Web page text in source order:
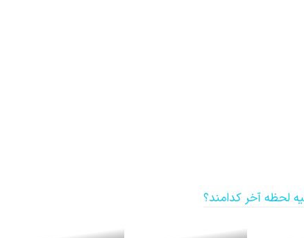
لحظه آخر کدامند؟